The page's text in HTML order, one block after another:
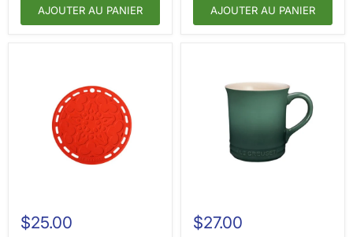
AJOUTER AU PANIER AJOUTER AU PANIER
Creuset
Français
$25.00
Creuset
Classic
$27.00